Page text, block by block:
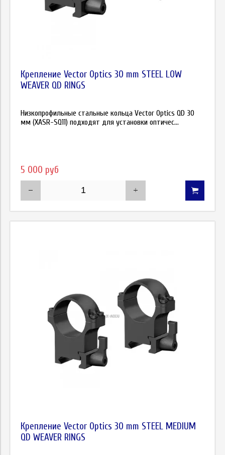
Крепление Vector Optics 30 mm STEEL LOW
WEAVER QD RINGS
Низкопрофильные стальные кольца Vector Optics QD 30
мм (XASR-SQ11) подходят для установки оптичес...
5 000 руб
Крепление Vector Optics 30 mm STEEL MEDIUM
QD WEAVER RINGS